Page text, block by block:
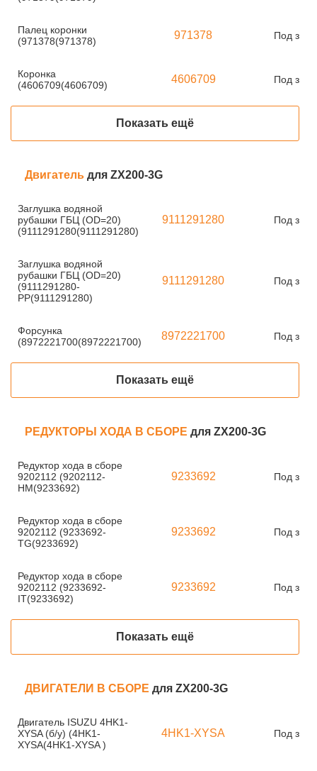
Палец коронки
(971378(971378)
971378 Под
Коронка
(4606709(4606709)
4606709 Под
Показать ещё
Двигатель для ZX200-3G
Заглушка водяной
рубашки ГБЦ (OD=20)
(9111291280(9111291280)
9111291280 Под
Заглушка водяной
рубашки ГБЦ (OD=20)
(9111291280-
PP(9111291280)
9111291280 Под
Форсунка
(8972221700(8972221700)
8972221700 Под
Показать ещё
РЕДУКТОРЫ ХОДА В СБОРЕ для ZX200-3G
Редуктор хода в сборе
9202112 (9202112-
HM(9233692)
9233692 Под
Редуктор хода в сборе
9202112 (9233692-
TG(9233692)
9233692 Под
Редуктор хода в сборе
9202112 (9233692-
IT(9233692)
9233692 Под
Показать ещё
ДВИГАТЕЛИ В СБОРЕ для ZX200-3G
Двигатель ISUZU 4HK1-
XYSA (б/у) (4HK1-
XYSA(4HK1-XYSA )
4HK1-XYSA Под